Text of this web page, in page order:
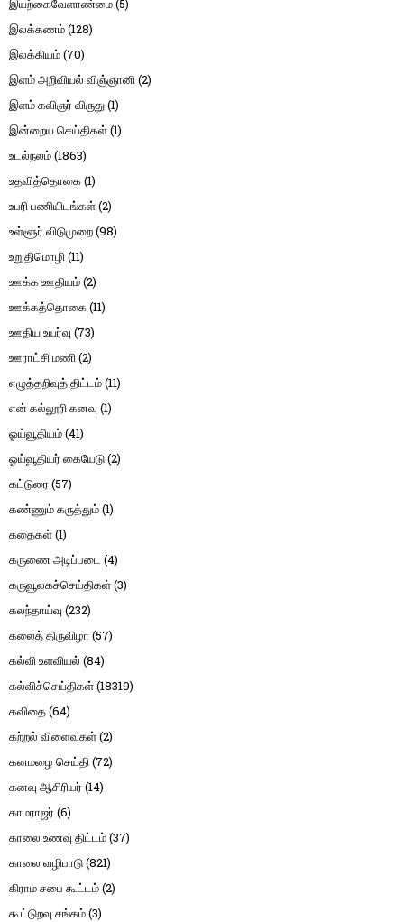
இயற்கைவேளாண்மை(5)
இலக்கணம்(128)
இலக்கியம்(70)
இளம் அறிவியல் விஞ்ஞானி(2)
இளம் கவிஞர் விருது(1)
இன்றைய செய்திகள்(1)
உடல்நலம்(1863)
உதவித்தொகை(1)
உபரி பணியிடங்கள்(2)
உள்ளூர் விடுமுறை(98)
உறுதிமொழி(11)
ஊக்க ஊதியம்(2)
ஊக்கத்தொகை(11)
ஊதிய உயர்வு (73)
ஊராட்சி மணி(2)
எழுத்தறிவுத் திட்டம்(11)
என் கல்லூரி கனவு (1)
ஓய்வூதியம்(41)
ஓய்வூதியர் கையேடு(2)
கட்டுரை (57)
கண்ணும் கருத்தும்(1)
கதைகள்(1)
கருணை அடிப்படை (4)
கருவூலகச்செய்திகள்(3)
கலந்தாய்வு (232)
கலைத் திருவிழா (57)
கல்வி உளவியல் (84)
கல்விச்செய்திகள்(18319)
கவிதை(64)
கற்றல் விளைவுகள்(2)
கனமழை செய்தி(72)
கனவு ஆசிரியர் (14)
காமராஜர் (6)
காலை உணவு திட்டம்(37)
காலை வழிபாடு(821)
கிராம சபை கூட்டம்(2)
கூட்டுறவு சங்கம்(3)